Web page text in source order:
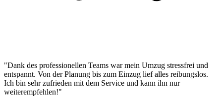
"Dank des professionellen Teams war mein Umzug stressfrei und
entspannt. Von der Planung bis zum Einzug lief alles reibungslos.
Ich bin sehr zufrieden mit dem Service und kann ihn nur
weiterempfehlen!"